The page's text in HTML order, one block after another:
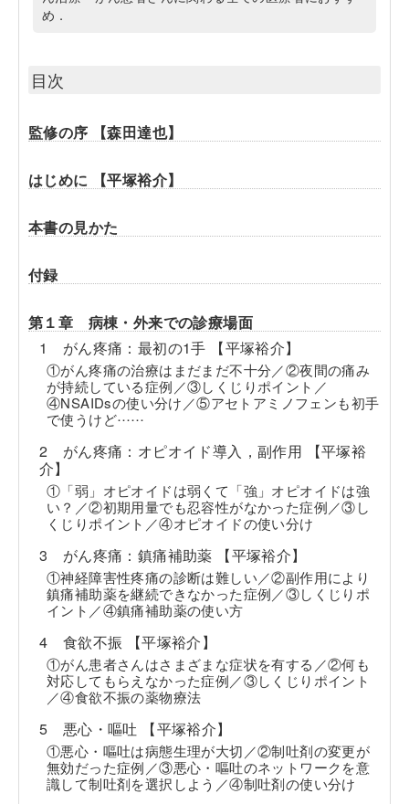
め．
目次
監修の序 【森田達也】
はじめに 【平塚裕介】
本書の見かた
付録
第１章 病棟・外来での診療場面
1 がん疼痛：最初の1手 【平塚裕介】
①がん疼痛の治療はまだまだ不十分／②夜間の痛み
が持続している症例／③しくじりポイント／
④NSAIDsの使い分け／⑤アセトアミノフェンも初手
で使うけど……
2 がん疼痛：オピオイド導入，副作用 【平塚裕
介】
①「弱」オピオイドは弱くて「強」オピオイドは強
い？／②初期用量でも忍容性がなかった症例／③し
くじりポイント／④オピオイドの使い分け
3 がん疼痛：鎮痛補助薬 【平塚裕介】
①神経障害性疼痛の診断は難しい／②副作用により
鎮痛補助薬を継続できなかった症例／③しくじりポ
イント／④鎮痛補助薬の使い方
4 食欲不振 【平塚裕介】
①がん患者さんはさまざまな症状を有する／②何も
対応してもらえなかった症例／③しくじりポイント
／④食欲不振の薬物療法
5 悪心・嘔吐 【平塚裕介】
①悪心・嘔吐は病態生理が大切／②制吐剤の変更が
無効だった症例／③悪心・嘔吐のネットワークを意
識して制吐剤を選択しよう／④制吐剤の使い分け